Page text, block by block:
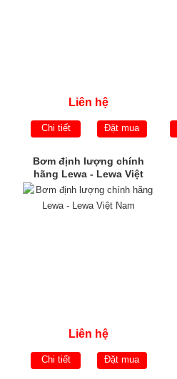
Liên hệ
Chi tiết Đặt mua
Bơm định lượng chính
hãng Lewa - Lewa Việt
Nam
Liên hệ
Chi tiết Đặt mua